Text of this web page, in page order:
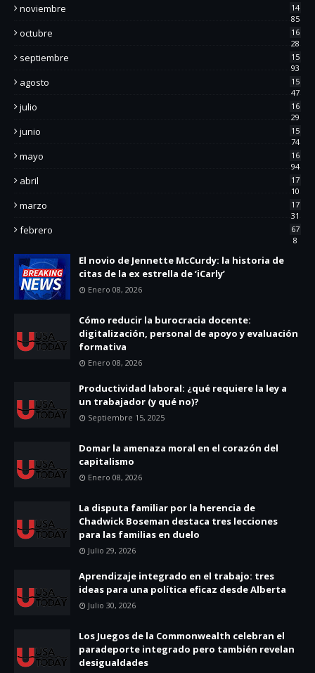
noviembre
14
85
octubre
16
28
septiembre
15
93
agosto
15
47
julio
16
29
junio
15
74
mayo
16
94
abril
17
10
marzo
17
31
febrero
67
8
El novio de Jennette McCurdy: la historia de
citas de la ex estrella de ‘iCarly’
Enero 08, 2026
Cómo reducir la burocracia docente:
digitalización, personal de apoyo y evaluación
formativa
Enero 08, 2026
Productividad laboral: ¿qué requiere la ley a
un trabajador (y qué no)?
Septiembre 15, 2025
Domar la amenaza moral en el corazón del
capitalismo
Enero 08, 2026
La disputa familiar por la herencia de
Chadwick Boseman destaca tres lecciones
para las familias en duelo
Julio 29, 2026
Aprendizaje integrado en el trabajo: tres
ideas para una política eficaz desde Alberta
Julio 30, 2026
Los Juegos de la Commonwealth celebran el
paradeporte integrado pero también revelan
desigualdades